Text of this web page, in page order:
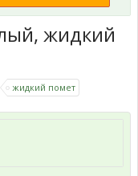
жидкий
жидкий помет